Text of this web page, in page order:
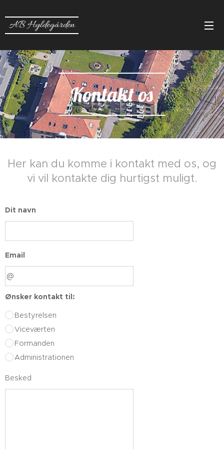
AB Hyldegården
Kontakt os
Her kan du komme i kontakt med os, og
vi vil kontakte dig hurtigst muligt.
Dit navn
Email
Ønsker kontakt til:
Bestyrelsen
Viceværten
Formanden
Administrationen
Besked